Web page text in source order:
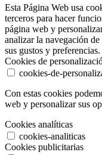
Esta Página Web usa
terceros para hacer
página web y
analizar la navegación
sus gustos y preferencias.
Cookies de
cookies-de-
Con estas cookies
web y personalizar sus
Cookies analíticas
cookies-analiticas
Cookies publicitarias